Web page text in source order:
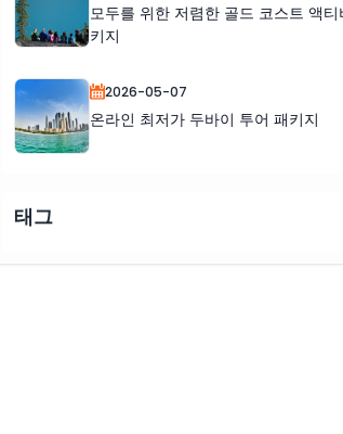
모두를 위한 저렴한 골드 코스트 액티
키지
2026-05-07
온라인 최저가 두바이 투어 패키지
태그